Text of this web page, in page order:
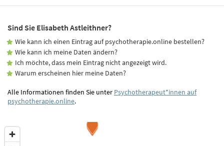
Sind Sie Elisabeth Astleithner?
Wie kann ich einen Eintrag auf psychotherapie.online bestellen?
Wie kann ich meine Daten ändern?
Ich möchte, dass mein Eintrag nicht angezeigt wird.
Warum erscheinen hier meine Daten?
Alle Informationen finden Sie unter Psychotherapeut*innen auf
psychotherapie.online.